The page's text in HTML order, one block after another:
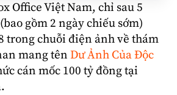
OfficeViệt Nam, chỉ sau 5
gồm 2 ngày chiếu sớm)
trong chuỗi điện ảnh về thám
mang tên Dư Ảnh Của Độc
cán mốc 100 tỷ đồng tại